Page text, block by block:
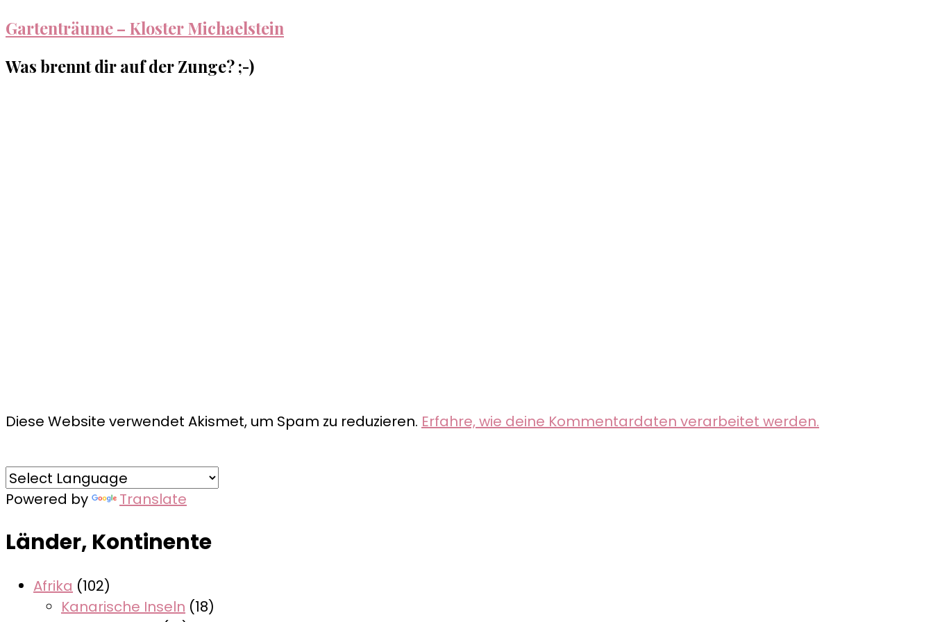
Gartenträume – Kloster Michaelstein
Was brennt dir auf der Zunge? ;-)
Diese Website verwendet Akismet, um Spam zu reduzieren. Erfahre, wie deine Kommentardaten verarbeitet werden.
Powered by Translate
Länder, Kontinente
Afrika (102)
Kanarische Inseln (18)